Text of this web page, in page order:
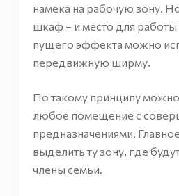
намека на рабочую зону.
шкаф – и место для
пущего эффекта можно
передвижную ширму.
По такому принципу
любое помещение с
предназначениями.
выделить ту зону, где
члены семьи.